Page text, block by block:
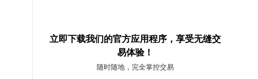
立即下载我们的官方应用程序，享受无缝交
易体验！
随时随地，完全掌控交易